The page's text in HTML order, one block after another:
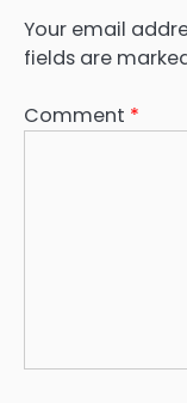
Your email
fields are
Comment *